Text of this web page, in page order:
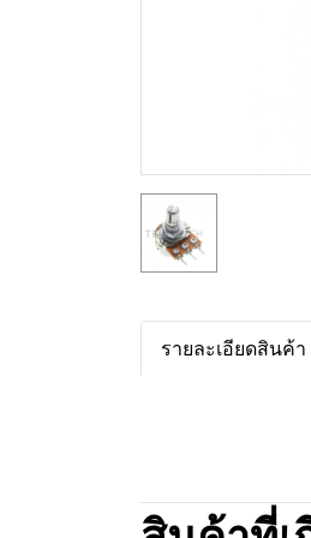
รายละเอียดสินค้า